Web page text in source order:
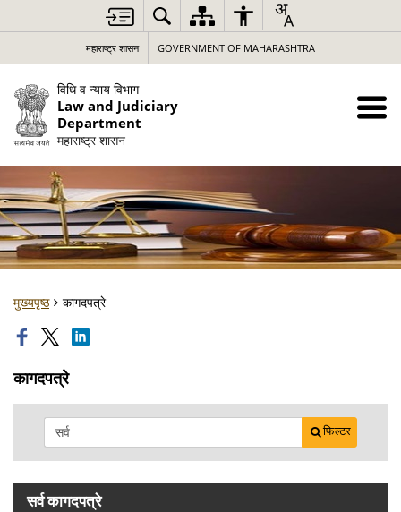
महाराष्ट्र शासन GOVERNMENT OF MAHARASHTRA
विधि व न्याय विभाग
Law and Judiciary
Department
महाराष्ट्र शासन
मुख्यपृष्ठ कागदपत्रे
कागदपत्रे
फिल्टर
सर्व कागदपत्रे